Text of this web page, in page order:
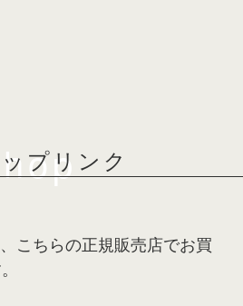
プリンク
こちらの正規販売店でお買